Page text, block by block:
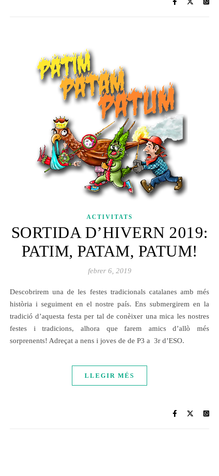
ACTIVITATS
SORTIDA D’HIVERN 2019:
PATIM, PATAM, PATUM!
febrer 6, 2019
Descobrirem una de les festes tradicionals catalanes amb més
història i seguiment en el nostre país. Ens submergirem en la
tradició d’aquesta festa per tal de conèixer una mica les nostres
festes i tradicions, alhora que farem amics d’allò més
sorprenents! Adreçat a nens i joves de de P3 a 3r d’ESO.
LLEGIR MÉS